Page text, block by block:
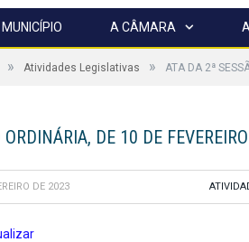
A CÂMARA
» Atividades Legislativas » ATA DA 2ª
DE 10 DE
DE 2023